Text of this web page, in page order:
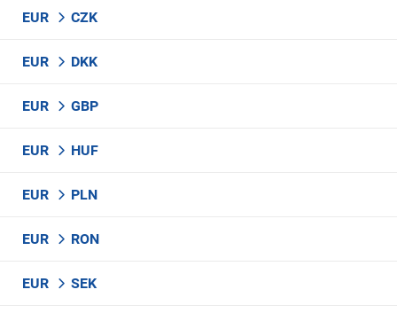
EUR CZK
EUR DKK
EUR GBP
EUR HUF
EUR PLN
EUR RON
EUR SEK